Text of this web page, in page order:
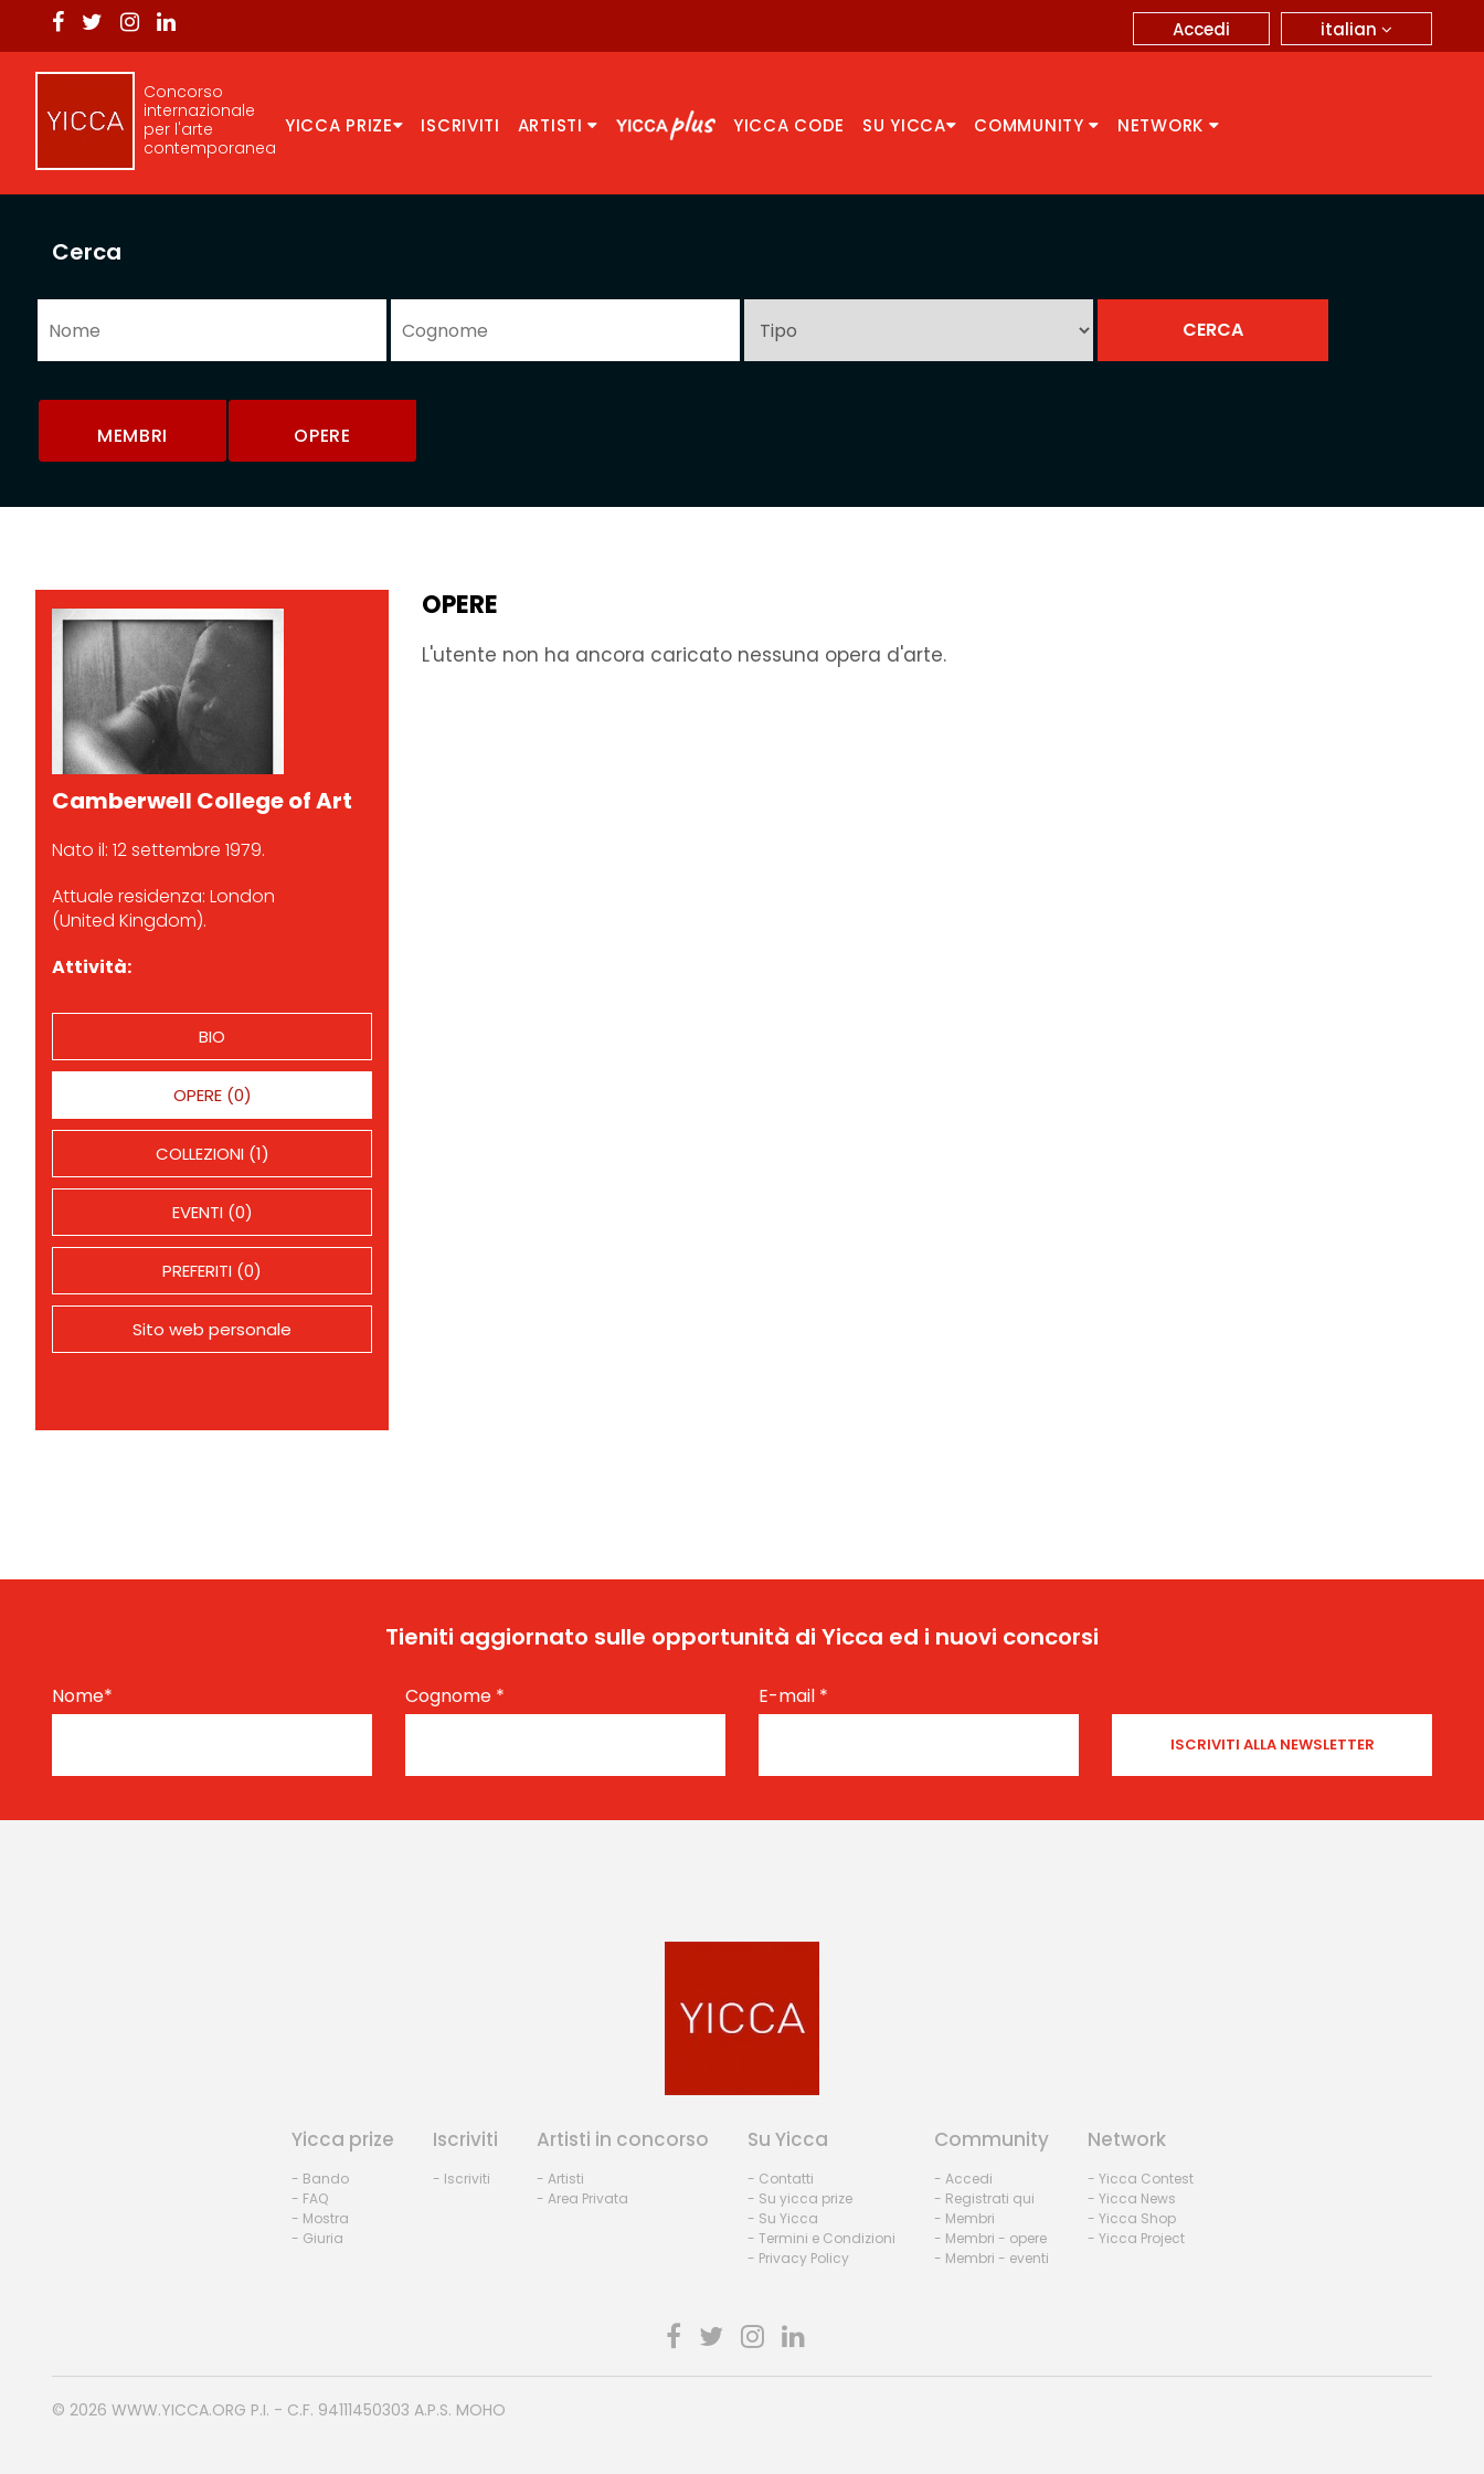
italian
Accedi
Concorso
internazionale
per l'arte
contemporanea
YICCA PRIZE ISCRIVITI ARTISTI YICCA CODE SU YICCA COMMUNITY NETWORK
Cerca
MEMBRI OPERE
Camberwell College of Art
Nato il: 12 settembre 1979.
Attuale residenza: London
(United Kingdom).
Attività:
BIO
OPERE (0)
COLLEZIONI (1)
EVENTI (0)
PREFERITI (0)
Sito web personale
OPERE
L'utente non ha ancora caricato nessuna opera d'arte.
Tieniti aggiornato sulle opportunità di Yicca ed i nuovi concorsi
Nome* Cognome * E-mail *
Yicca prize
- Bando
- FAQ
- Mostra
- Giuria
Iscriviti
- Iscriviti
Artisti in concorso
- Artisti
- Area Privata
Su Yicca
- Contatti
- Su yicca prize
- Su Yicca
- Termini e Condizioni
- Privacy Policy
Community
- Accedi
- Registrati qui
- Membri
- Membri - opere
- Membri - eventi
Network
- Yicca Contest
- Yicca News
- Yicca Shop
- Yicca Project
© 2026 WWW.YICCA.ORG P.I. - C.F. 94111450303 A.P.S. MOHO